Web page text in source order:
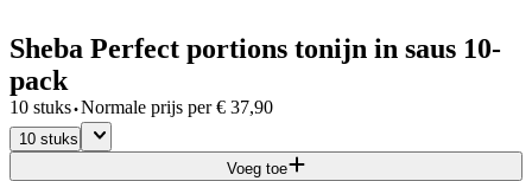
Sheba Perfect portions tonijn in saus 10-
pack
10 stuks·Normale prijs per € 37,90
10 stuks
Voeg toe